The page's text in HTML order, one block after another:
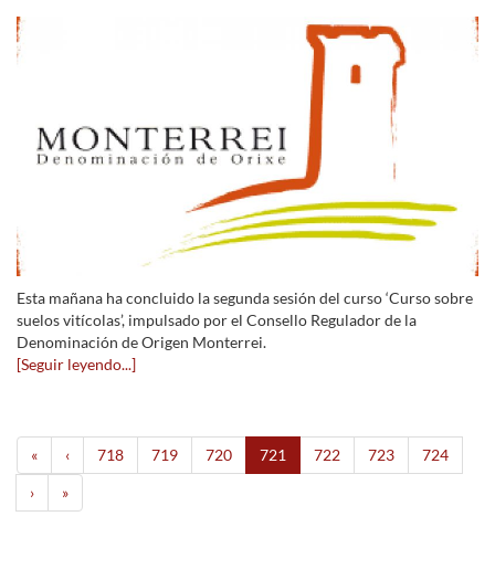
Esta mañana ha concluido la segunda sesión del curso ‘Curso sobre
suelos vitícolas’, impulsado por el Consello Regulador de la
Denominación de Origen Monterrei.
[Seguir leyendo...]
« ‹ 718 719 720 721 722 723
724
›
»